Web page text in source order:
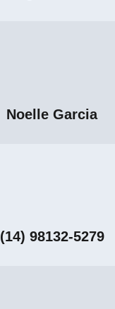
Noelle Garcia
(14) 98132-5279